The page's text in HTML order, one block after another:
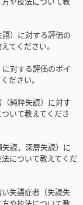
）に対する評価の
てください。
対する評価のポイ
ださい。
純粋失読）に対す
いて教えてくださ
読，深層失読）に
について教えてくだ
失語症者（失読失